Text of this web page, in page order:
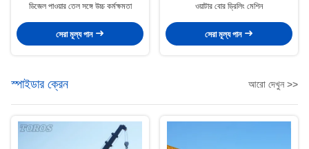
ডিজেল পাওয়ার তেল সঙ্গে উচ্চ কর্মক্ষমতা
সেরা মূল্য পান
ওয়াটার বোর ড্রিলিং মেশিন
সেরা মূল্য পান
স্পাইডার ক্রেন আরো দেখুন >>